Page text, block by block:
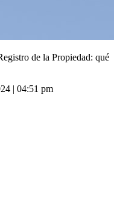
de la Propiedad: qué
| 04:51 pm